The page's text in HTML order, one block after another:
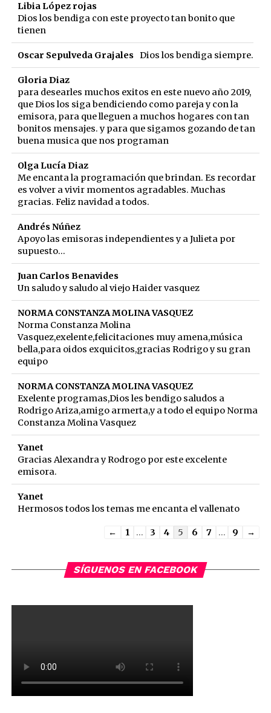
Libia López rojas
Dios los bendiga con este proyecto tan bonito que
tienen
Oscar Sepulveda Grajales Dios los bendiga siempre.
Gloria Diaz
para desearles muchos exitos en este nuevo año 2019,
que Dios los siga bendiciendo como pareja y con la
emisora, para que lleguen a muchos hogares con tan
bonitos mensajes. y para que sigamos gozando de tan
buena musica que nos programan
Olga Lucía Diaz
Me encanta la programación que brindan. Es recordar
es volver a vivir momentos agradables. Muchas
gracias. Feliz navidad a todos.
Andrés Núñez
Apoyo las emisoras independientes y a Julieta por
supuesto...
Juan Carlos Benavides
Un saludo y saludo al viejo Haider vasquez
NORMA CONSTANZA MOLINA VASQUEZ
Norma Constanza Molina
Vasquez,exelente,felicitaciones muy amena,música
bella,para oidos exquicitos,gracias Rodrigo y su gran
equipo
NORMA CONSTANZA MOLINA VASQUEZ
Exelente programas,Dios les bendigo saludos a
Rodrigo Ariza,amigo armerta,y a todo el equipo Norma
Constanza Molina Vasquez
Yanet
Gracias Alexandra y Rodrogo por este excelente
emisora.
Yanet
Hermosos todos los temas me encanta el vallenato
Guestbook
← 1 ... 3 4 5 6 7 ... 9 →
SÍGUENOS EN FACEBOOK